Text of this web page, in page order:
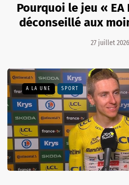
Pourquoi le jeu « EA
déconseillé aux
27 juillet 2026
A LA UNE SPORT